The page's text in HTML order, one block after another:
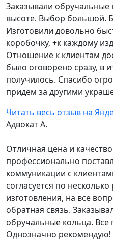
Заказывали обручальные
высоте. Выбор большой.
Изготовили довольно
коробочку, +к каждому
Отношение к клиентам
было оговорено сразу, в
получилось. Спасибо
придём за другими
Читать весь отзыв на
Адвокат А.
Отличная цена и
профессионально
коммуникации с
согласуется по
изготовления, на все
обратная связь.
обручальные кольца.
Однозначно рекомендую!